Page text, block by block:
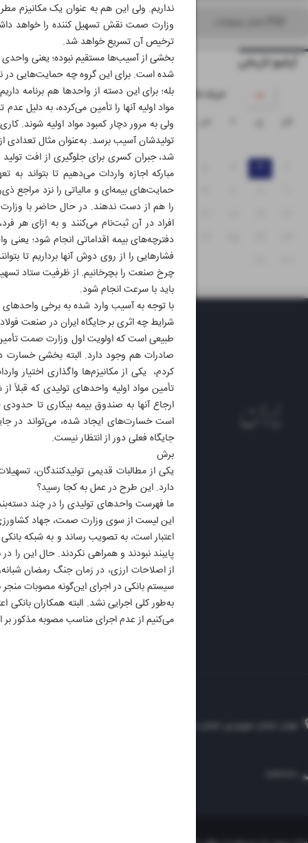
نداریم. ولی این هم به عنوان یک مکانیزم
وزارت صمت نقش تسهیل کننده را خواهد
ترخیص آن تسریع خواهد شد.
بخشی از آسیب‌ها مستقیم نبوده؛ یعنی واحدی
شده است. برای این گروه چه حمایت‌هایی در
بله؛ برای این دسته از واحدها هم برنامه
مواد اولیه آنها را تأمین می‌کرده، به دلیل
ولی به مرور دچار کمبود مواد اولیه شوند.
تولیدشان آسیب برسد. به‌عنوان مثال تعدادی
شد، جبران کسری برای جلوگیری از افت
مبارکه اجازه واردات می‌دهیم تا بتواند
حمایت‌های بیمه‌ای و مالیاتی را نزد مراجع
را هم از دست ندهند. در حال حاضر با وزارت
افراد در آن ثبت‌نام می‌کنند و به ازای
دفترچه‌های بیمه اقداماتی انجام شود؛
فشارهایی را از روی دوش آنها برداریم تا
چرخ صنعت را بچرخانیم. از ظرفیت ستاد
باید با سرعت انجام شود.
با توجه به آسیب وارد شده به برخی
شرایط چه اثری بر جایگاه ایران در صنعت
طبیعی است که اولویت اول وزارت صمت
صادرات هم وجود دارد. البته بخشی خسارت
کردم، یکی از مکانیزم‌ها واگذاری اختیار
تأمین مواد اولیه واحدهای تولیدی که
ارجاع آنها به صندوق بیمه بیکاری تا
است خسارت‌های ایجاد شده، می‌تواند در
جایگاه فعلی دور از انتظار نیست.
برش
دارد. این طرح در عمل به کجا رسید؟
این لیست از سوی وزارت صمت، جهاد
اعتبار است، به تصویب رساند و به شبکه
از اصلاحات ارزی، در زمان جنگ رمضان
سیستم بانکی در اجرای این‌گونه مصوبات
می‌کنیم از عدم اجرای مناسب مصوبه مذکور
آرشیو تاریخی
۱۴۰۵ خرداد
پ ج
۱
۷
۸
۱۳ ۱۴
۱۵
۲۰ ۲۱
۲۲
۲۷ ۲۸
۲۹
الوفاق
تهران، خیابان سهروردی، خیابان خرمشهر، نرسیده به مصلی، موسسه فرهنگی-مطبوعاتی ایران